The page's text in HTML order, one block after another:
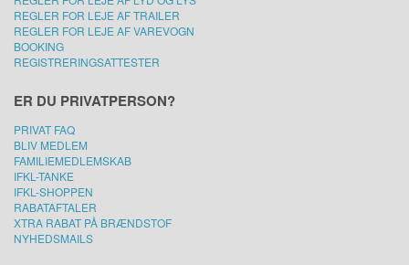
REGLER FOR LEJE AF TRAILER
REGLER FOR LEJE AF VAREVOGN
BOOKING
REGISTRERINGSATTESTER
ER DU PRIVATPERSON?
PRIVAT FAQ
BLIV MEDLEM
FAMILIEMEDLEMSKAB
IFKL-TANKE
IFKL-SHOPPEN
RABATAFTALER
XTRA RABAT PÅ BRÆNDSTOF
NYHEDSMAILS